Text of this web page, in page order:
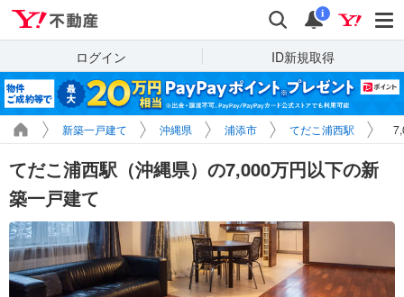
検索 通知
i
ログイン ID新規取得
新築一戸建て 沖縄県 浦添市 てだこ浦西駅
てだこ浦西駅（沖縄県）の7,000万円以下の新
築一戸建て